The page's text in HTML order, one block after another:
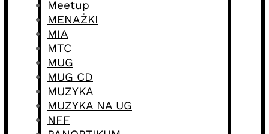
Meetup
MENAŻKI
MIA
MTC
MUG
MUG CD
MUZYKA
MUZYKA NA UG
NFF